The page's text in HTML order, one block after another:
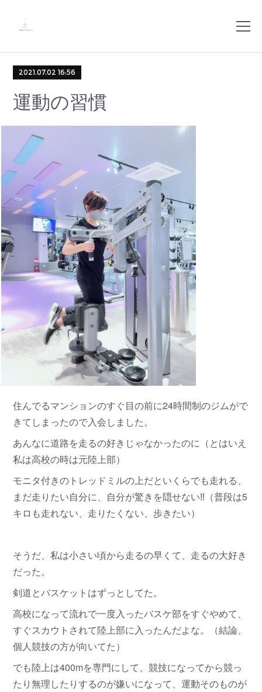
2021.07.02 16:56
運動の習慣
住んでるマンションのすぐ目の前に24時間制のジムがで
きてしまったので入会しました。
あんなに道路を走るの好きじゃなかったのに（とはいえ
私は高校の時は元陸上部）
モニタ付きのトレッドミルの上だといくらでも走れる、
まだ走りたい自分に、自分が驚きを隠せない‼️（普段は5
キロも走れない、走りたくない、歩きたい）
そうだ、私は小さい頃から走るの早くて、走るの大好き
だった。
剣道とバスケットはずっとしてた。
高校になって流れで一度入ったバスケ部をすぐやめて、
すぐスカウトされて陸上部に入ったんだよな。（結論、
個人競技の方が向いてた）
でも陸上は400mを専門にして、競技になってから競っ
たり無理したりするのが嫌いになって、運動そのものが